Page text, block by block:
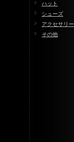
ハット
シューズ
アクセサリー
その他